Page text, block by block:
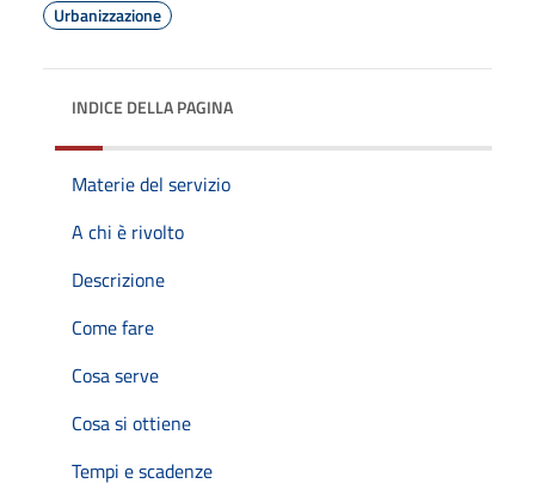
Urbanizzazione
INDICE DELLA PAGINA
Materie del servizio
A chi è rivolto
Descrizione
Come fare
Cosa serve
Cosa si ottiene
Tempi e scadenze